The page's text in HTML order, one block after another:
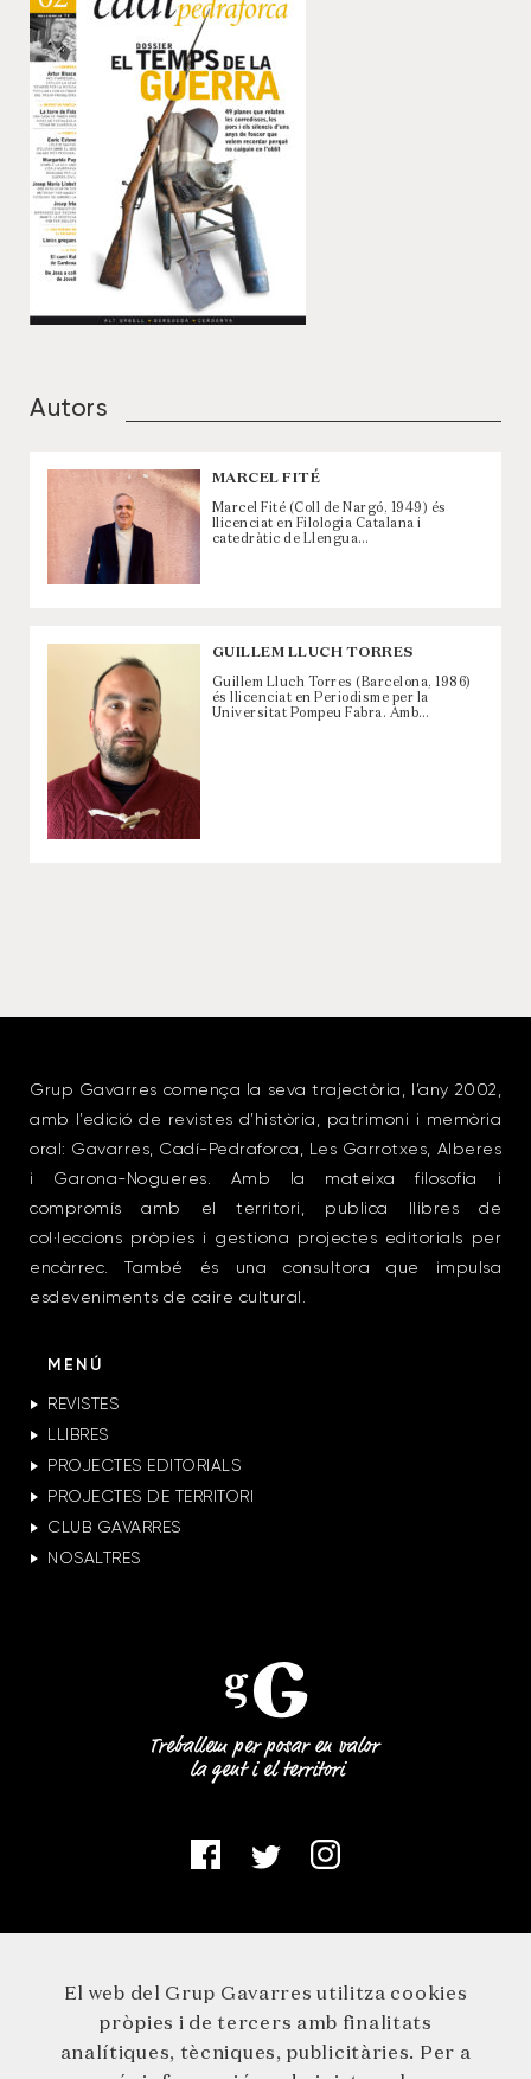
Autors
MARCEL FITÉ
Marcel Fité (Coll de Nargó, 1949) és
llicenciat en Filologia Catalana i
catedràtic de Llengua…
GUILLEM LLUCH TORRES
Guillem Lluch Torres (Barcelona, 1986)
és llicenciat en Periodisme per la
Universitat Pompeu Fabra. Amb…
Grup Gavarres comença la seva trajectòria, l’any 2002,
amb l’edició de revistes d’història, patrimoni i memòria
oral: Gavarres, Cadí-Pedraforca, Les Garrotxes, Alberes
i Garona-Nogueres. Amb la mateixa filosofia i
compromís amb el territori, publica llibres de
col·leccions pròpies i gestiona projectes editorials per
encàrrec. També és una consultora que impulsa
esdeveniments de caire cultural.
MENÚ
REVISTES
LLIBRES
PROJECTES EDITORIALS
PROJECTES DE TERRITORI
CLUB GAVARRES
NOSALTRES
El web del Grup Gavarres utilitza cookies
pròpies i de tercers amb finalitats
analítiques, tècniques, publicitàries. Per a